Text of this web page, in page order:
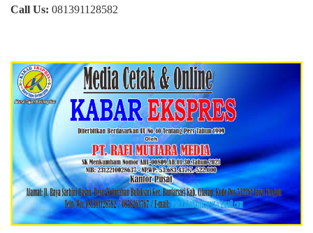
Call Us: 081391128582